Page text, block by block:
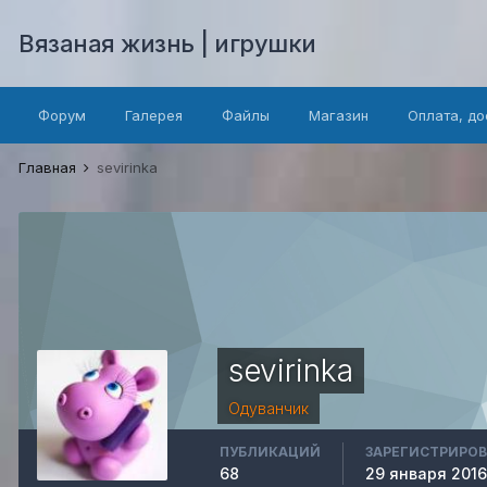
Вязаная жизнь | игрушки
Форум Галерея Файлы Магазин Оплата,
Главная sevirinka
sevirinka
Одуванчик
ПУБЛИКАЦИЙ
68 29 января 2016